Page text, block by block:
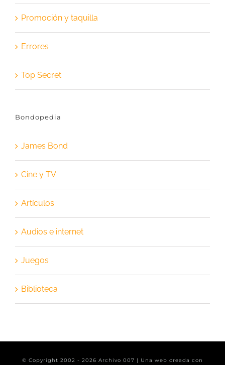
Promoción y taquilla
Errores
Top Secret
Bondopedia
James Bond
Cine y TV
Artículos
Audios e internet
Juegos
Biblioteca
© Copyright 2002 - 2026 Archivo 007 | Una web creada con